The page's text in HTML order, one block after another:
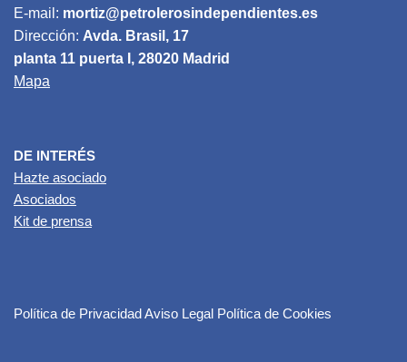
E-mail: mortiz@petrolerosindependientes.es
Dirección: Avda. Brasil, 17
planta 11 puerta I, 28020 Madrid
Mapa
DE INTERÉS
Hazte asociado
Asociados
Kit de prensa
Política de PrivacidadAviso Legal Política de Cookies